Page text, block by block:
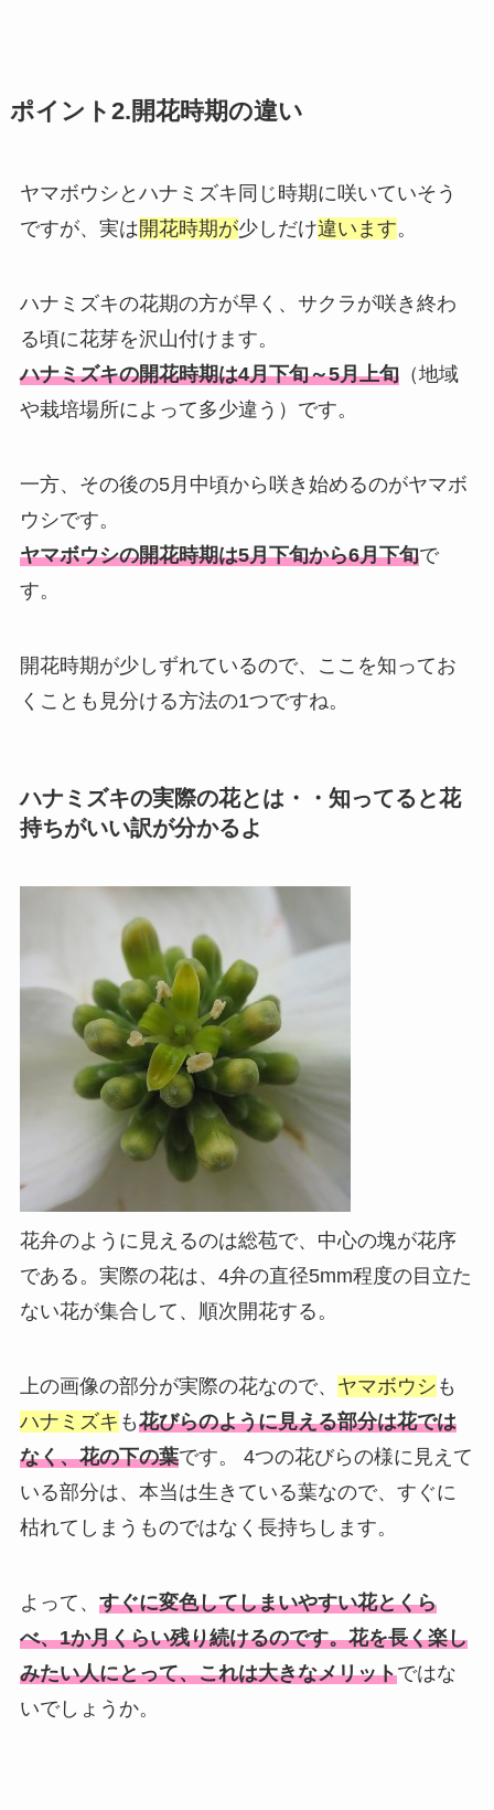
ポイント2.開花時期の違い
ヤマボウシとハナミズキ同じ時期に咲いていそう
ですが、実は開花時期が少しだけ違います。
ハナミズキの花期の方が早く、サクラが咲き終わ
る頃に花芽を沢山付けます。
ハナミズキの開花時期は4月下旬～5月上旬（地域
や栽培場所によって多少違う）です。
一方、その後の5月中頃から咲き始めるのがヤマボ
ウシです。
ヤマボウシの開花時期は5月下旬から6月下旬で
す。
開花時期が少しずれているので、ここを知ってお
くことも見分ける方法の1つですね。
ハナミズキの実際の花とは・・知ってると花
持ちがいい訳が分かるよ
花弁のように見えるのは総苞で、中心の塊が花序
である。実際の花は、4弁の直径5mm程度の目立た
ない花が集合して、順次開花する。
上の画像の部分が実際の花なので、 ヤマボウシ も
ハナミズキ も花びらのように見える部分は花では
なく、花の下の葉です。 4つの花びらの様に見えて
いる部分は、本当は生きている葉なので、すぐに
枯れてしまうものではなく長持ちします。
よって、 すぐに変色してしまいやすい花とくら
べ、1か月くらい残り続けるのです。花を長く楽し
みたい人にとって、これは大きなメリットではな
いでしょうか。